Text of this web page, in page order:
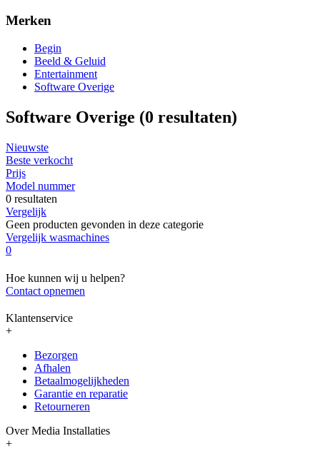
Merken
Begin
Beeld & Geluid
Entertainment
Software Overige
Software Overige (0 resultaten)
Nieuwste
Beste verkocht
Prijs
Model nummer
0 resultaten
Vergelijk
Geen producten gevonden in deze categorie
Vergelijk wasmachines
0
Hoe kunnen wij u helpen?
Contact opnemen
Klantenservice
+
Bezorgen
Afhalen
Betaalmogelijkheden
Garantie en reparatie
Retourneren
Over Media Installaties
+